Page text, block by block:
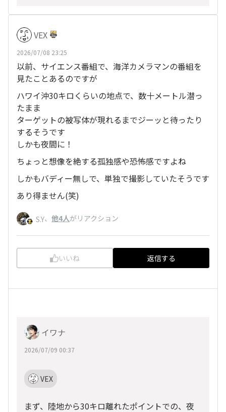
VEX
2026/07/08 23:25
以前、サイエンス番組で、海洋カメラマンの番組を
見たことあるのですが
ハワイ沖30キロくらいの地点で、数十メートル潜っ
たまま
ターゲットの被写体が現れるまでジーッと待ったり
するそうです
しかも夜間に！
ちょっと想像を絶する孤独感や恐怖感ですよね
しかもバディー無しで、単独で撮影していたそうです
あり得ません(笑)
S.Y、 他4人がリアクション
いいね 返信する
イワナ
2026/07/09 00:37
VEX
まず、陸地から30キロ離れたポイントでの、夜